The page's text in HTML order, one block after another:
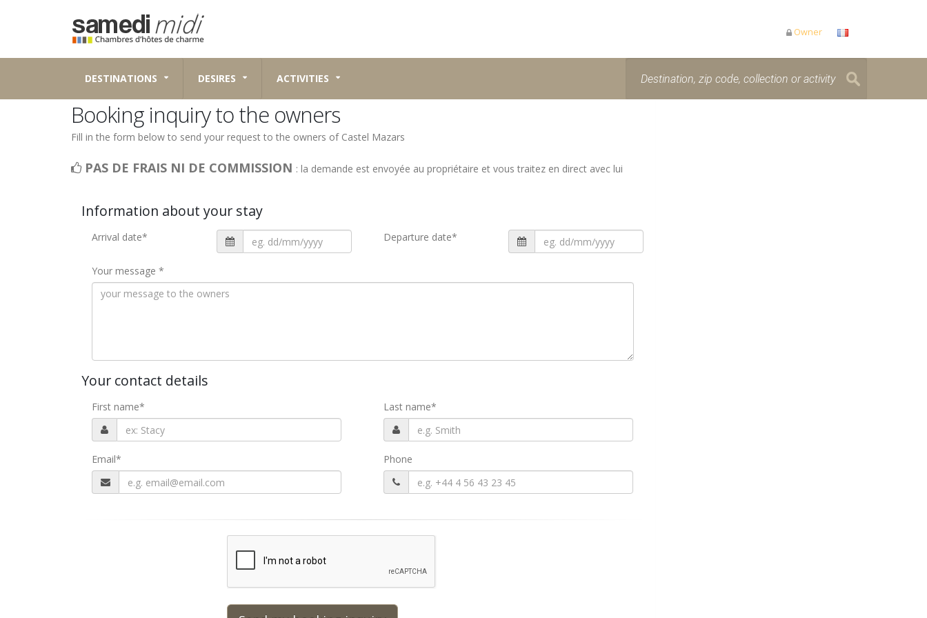
Owner
DESTINATIONS DESIRES ACTIVITIES
Booking inquiry to the owners
Fill in the form below to send your request to the owners of Castel Mazars
PAS DE FRAIS NI DE COMMISSION : la demande est envoyée au propriétaire et vous traitez en direct avec lui
Information about your stay
Arrival date* Departure date*
Your message *
Your contact details
First name* Last name*
Email* Phone